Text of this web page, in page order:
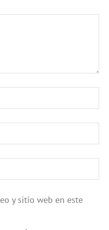
y sitio web en este